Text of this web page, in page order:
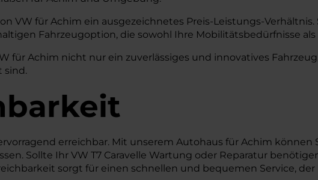
VW für Achim ein ausgezeichnetes Preis-Leistungs-
Fahrzeugoption, die sowohl Ihre Mobilitätsbedürfnisse
für Achim nicht nur ein zuverlässiges und innovatives
sind.
erreichbar. Mit unserem Autohaus für Achim
Sollte Ihr VW T7 Caravelle Wartung oder Reparatur
sorgt für einen schnellen und bequemen Service,